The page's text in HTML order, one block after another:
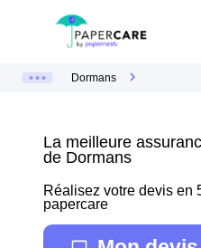
Dormans
La meilleure
de Dormans
Réalisez votre devis en
papercare